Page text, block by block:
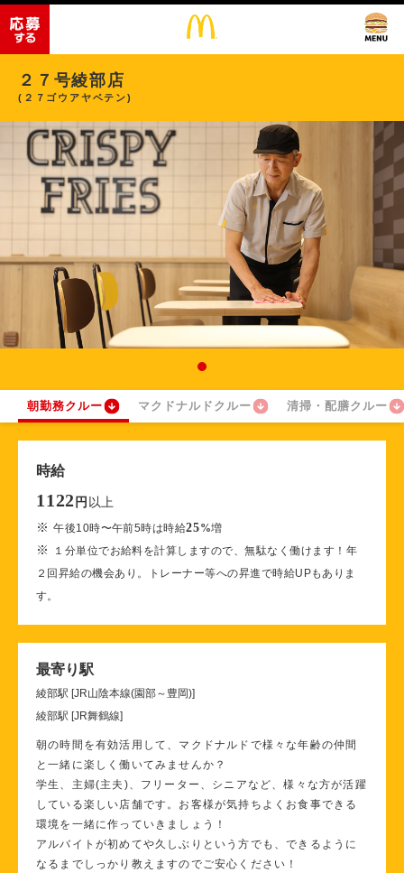
２７号綾部店
(２７ゴウアヤベテン)
朝勤務クルー マクドナルドクルー 清掃・配膳クルー
時給
1122 円 以上
※午後10時〜午前5時は時給25%増
※
１分単位でお給料を計算しますので、無駄なく働けます！年
２回昇給の機会あり。トレーナー等への昇進で時給UPもありま
す。
最寄り駅
綾部駅 [JR山陰本線(園部～豊岡)]
綾部駅 [JR舞鶴線]
朝の時間を有効活用して、マクドナルドで様々な年齢の仲間
と一緒に楽しく働いてみませんか？
学生、主婦(主夫)、フリーター、シニアなど、様々な方が活躍
している楽しい店舗です。お客様が気持ちよくお食事できる
環境を一緒に作っていきましょう！
アルバイトが初めてや久しぶりという方でも、できるように
なるまでしっかり教えますのでご安心ください！